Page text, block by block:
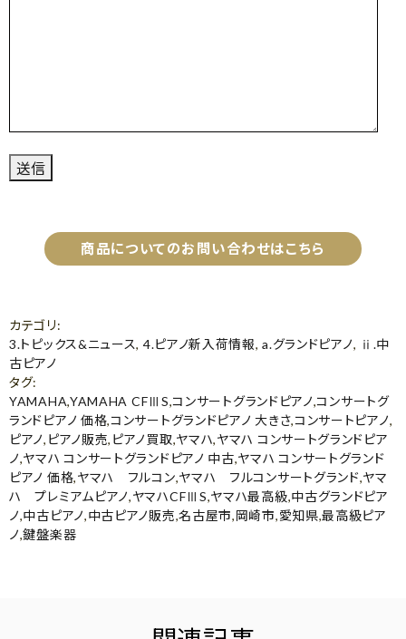
商品についてのお問い合わせはこちら
カテゴリ:
3.トピックス&ニュース, 4.ピアノ新入荷情報,a.グランドピアノ, ⅱ.中
古ピアノ
タグ:
YAMAHA,YAMAHA CFⅢS,コンサートグランドピアノ,コンサートグ
ランドピアノ 価格,コンサートグランドピアノ 大きさ,コンサートピアノ,
ピアノ, ピアノ販売, ピアノ買取,ヤマハ,ヤマハ コンサートグランドピア
ノ,ヤマハ コンサートグランドピアノ 中古,ヤマハ コンサートグランド
ピアノ 価格,ヤマハ フルコン,ヤマハ フルコンサートグランド,ヤマ
ハ プレミアムピアノ,ヤマハCFⅢS,ヤマハ最高級,中古グランドピア
ノ,中古ピアノ,中古ピアノ販売,名古屋市,岡崎市,愛知県,最高級ピア
ノ,鍵盤楽器